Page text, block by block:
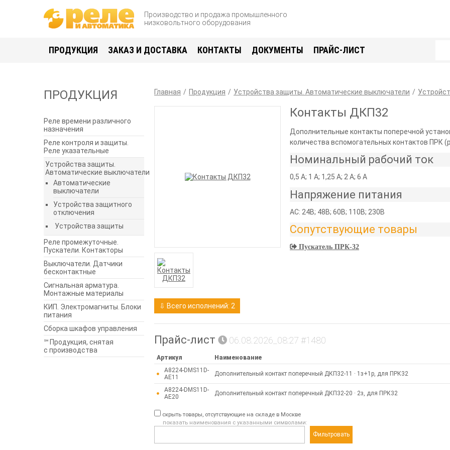
Производство и продажа промышленного
низковольтного оборудования
ПРОДУКЦИЯ ЗАКАЗ И ДОСТАВКА КОНТАКТЫ ДОКУМЕНТЫ ПРАЙС-ЛИСТ
ПРОДУКЦИЯ
Реле времени различного
назначения
Реле контроля и защиты.
Реле указательные
Устройства защиты.
Автоматические выключатели
Автоматические
выключатели
Устройства защитного
отключения
Устройства защиты
Реле промежуточные.
Пускатели. Контакторы
Выключатели. Датчики
бесконтактные
Сигнальная арматура.
Монтажные материалы
КИП. Электромагниты. Блоки
питания
Сборка шкафов управления
℠ Продукция, снятая
с производства
Главная Продукция Устройства защиты. Автоматические выключатели
⇩ Всего исполнений: 2
Контакты ДКП32
Дополнительные контакты поперечной
количества вспомогательных контактов ПРК
Номинальный рабочий ток
0,5 А; 1 А; 1,25 А; 2 А; 6 А
Напряжение питания
AC: 24В; 48В; 60В; 110В; 230В
Сопутствующие товары
Пускатель ПРК-32
Прайс-лист 06.08.2026_08:27 #1480
Артикул Наименование
A8224-DMS11D-
AE11
Дополнительный контакт поперечный ДКП32-11 · 1з+1р, для ПРК32
A8224-DMS11D-
AE20
Дополнительный контакт поперечный ДКП32-20 · 2з, для ПРК32
скрыть товары, отсутствующие на складе в Москве
показать наименования с указанными символами:
Фильтровать